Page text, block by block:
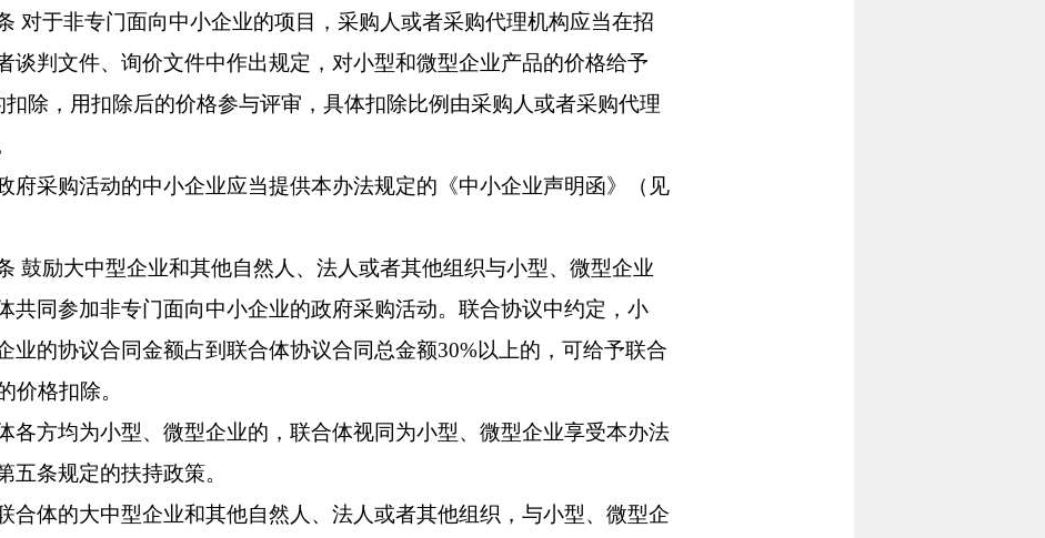
于非专门面向中小企业的项目，采购人或者采购代理机构应当在招
谈判文件、询价文件中作出规定，对小型和微型企业产品的价格给予
扣除，用扣除后的价格参与评审，具体扣除比例由采购人或者采购代理
采购活动的中小企业应当提供本办法规定的《中小企业声明函》（见
励大中型企业和其他自然人、法人或者其他组织与小型、微型企业
共同参加非专门面向中小企业的政府采购活动。联合协议中约定，小
业的协议合同金额占到联合体协议合同总金额30%以上的，可给予联合
价格扣除。
方均为小型、微型企业的，联合体视同为小型、微型企业享受本办法
五条规定的扶持政策。
体的大中型企业和其他自然人、法人或者其他组织，与小型、微型企